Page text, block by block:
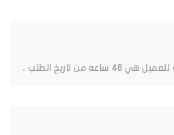
من تاريخ الطلب .